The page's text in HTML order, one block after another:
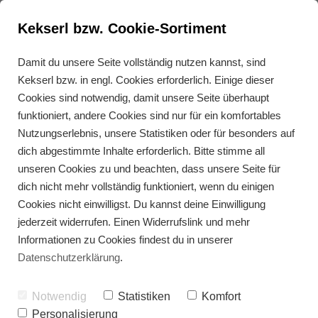
Gesunde Zimtsterne
Kekserl bzw. Cookie-Sortiment
Damit du unsere Seite vollständig nutzen kannst, sind
Kekserl bzw. in engl. Cookies erforderlich. Einige dieser
Cookies sind notwendig, damit unsere Seite überhaupt
funktioniert, andere Cookies sind nur für ein komfortables
Nutzungserlebnis, unsere Statistiken oder für besonders auf
dich abgestimmte Inhalte erforderlich. Bitte stimme all
unseren Cookies zu und beachten, dass unsere Seite für
dich nicht mehr vollständig funktioniert, wenn du einigen
Cookies nicht einwilligst. Du kannst deine Einwilligung
jederzeit widerrufen. Einen Widerrufslink und mehr
Informationen zu Cookies findest du in unserer
Datenschutzerklärung.
Notwendig Statistiken
Komfort
Personalisierung